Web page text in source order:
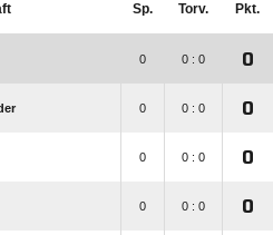
Sp. Torv. Pkt.
0 0 : 0 0
0 0 : 0 0
0 0 : 0 0
0 0 : 0 0